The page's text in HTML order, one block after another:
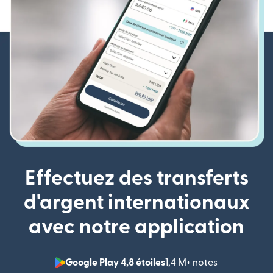
Effectuez des transferts
d'argent internationaux
avec notre application
Google Play 4,8 étoiles1,4 M+ notes